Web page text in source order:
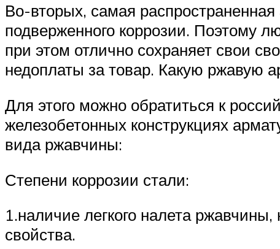
Во-вторых, самая
подверженного коррозии. Поэтому
при этом отлично сохраняет свои
недоплаты за товар. Какую ржавую
Для этого можно обратиться к
железобетонных конструкциях
вида ржавчины:
Степени коррозии стали:
1.наличие легкого налета
свойства.